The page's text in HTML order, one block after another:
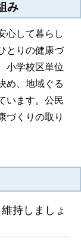
み
心して暮らし
とりの健康づ
小学校区単位
め、地域ぐる
います。公民
づくりの取り
持しましょ